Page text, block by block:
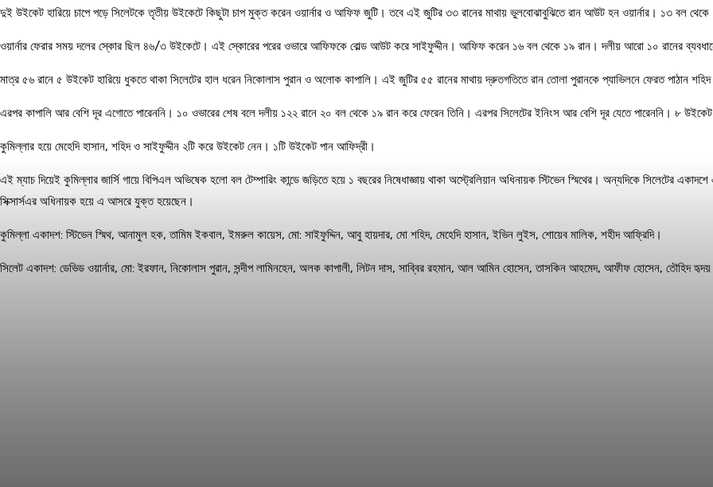
দুই উইকেট হারিয়ে চাপে পড়ে সিলেটকে তৃতীয় উইকেটে কিছুটা চাপ মুক্ত করেন ওয়ার্নার ও আফিফ জুটি। তবে এই জুটির ৩৩ রানের মাথায় ভুলবোঝাবুঝিতে রান আউট হন ওয়ার্নার। ১৩ বল থেকে
ওয়ার্নার ফেরার সময় দলের স্কোর ছিল ৪৬/৩ উইকেটে। এই স্কোরের পরের ওভারে আফিফকে বোল্ড আউট করে সাইফুদ্দীন। আফিফ করেন ১৬ বল থেকে ১৯ রান। দলীয় আরো ১০ রানের
মাত্র ৫৬ রানে ৫ উইকেট হারিয়ে ধুকতে থাকা সিলেটের হাল ধরেন নিকোলাস পুরান ও অলোক কাপালি। এই জুটির ৫৫ রানের মাথায় দ্রুতগতিতে রান তোলা পুরানকে প্যাভিলনে ফেরত পাঠান
এরপর কাপালি আর বেশি দূর এগোতে পারেননি। ১০ ওভারের শেষ বলে দলীয় ১২২ রানে ২০ বল থেকে ১৯ রান করে ফেরেন তিনি। এরপর সিলেটের ইনিংস আর বেশি দূর যেতে পারেননি। ৮ উইকেট
কুমিল্লার হয়ে মেহেদি হাসান, শহিদ ও সাইফুদ্দীন ২টি করে উইকেট নেন। ১টি উইকেট পান আফিদ্রী।
এই ম্যাচ দিয়েই কুমিল্লার জার্সি গায়ে বিপিএল অভিষেক হলো বল টেম্পারিং কান্ডে জড়িতে হয়ে ১ বছরের নিষেধাজ্ঞায় থাকা অস্ট্রেলিয়ান অধিনায়ক স্টিভেন স্মিথের। অন্যদিকে সিলেটের
সিক্সার্সএর অধিনায়ক হয়ে এ আসরে যুক্ত হয়েছেন।
কুমিল্লা একাদশ: স্টিভেন স্মিথ, আনামুল হক, তামিম ইকবাল, ইমরুল কায়েস, মো: সাইফুদ্দিন, আবু হায়দার, মো শহিদ, মেহেদি হাসান, ইভিন লুইস, শোয়েব মালিক, শহীদ আফ্রিদি।
সিলেট একাদশ: ডেভিড ওয়ার্নার, মো: ইরফান, নিকোলাস পুরান, সন্দীপ লামিনহেন, অলক কাপালী, লিটন দাস, সাব্বির রহমান, আল আমিন হোসেন, তাসকিন আহমেদ, আফীফ হোসেন, তৌহিদ